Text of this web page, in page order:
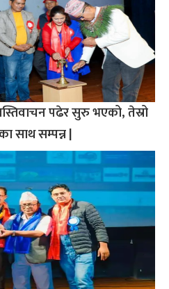
पढेर सुरु भएको, तेस्रो
साथ सम्पन्न |